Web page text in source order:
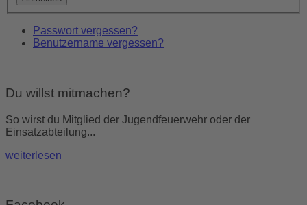
Passwort vergessen?
Benutzername vergessen?
Du willst mitmachen?
So wirst du Mitglied der Jugendfeuerwehr oder der
Einsatzabteilung...
weiterlesen